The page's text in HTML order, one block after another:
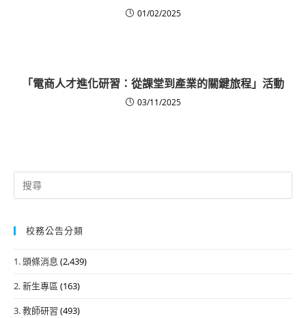
01/02/2025
「電商人才進化研習：從課堂到產業的關鍵旅程」活動
03/11/2025
Search
for:
校務公告分類
1. 頭條消息 (2,439)
2. 新生專區 (163)
3. 教師研習 (493)